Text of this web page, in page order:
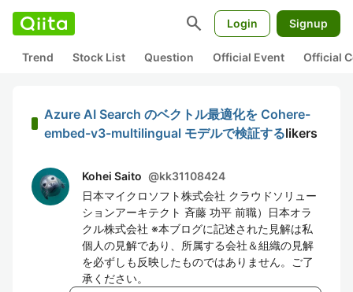
search Login Signup
Trend Stock List Question Official Event Official
Azure AI Search のベクトル最適化を Cohere-
embed-v3-multilingual モデルで検証するlikers
Kohei Saito @kk31108424
日本マイクロソフト株式会社 クラウドソリュー
ションアーキテクト 斉藤 功平 前職）日本オラ
クル株式会社 ※本ブログに記述された見解は私
個人の見解であり、所属する会社＆組織の見解
を必ずしも反映したものではありません。ご了
承ください。